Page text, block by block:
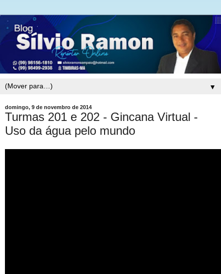
▼
domingo, 9 de novembro de 2014
Turmas 201 e 202 - Gincana Virtual -
Uso da água pelo mundo